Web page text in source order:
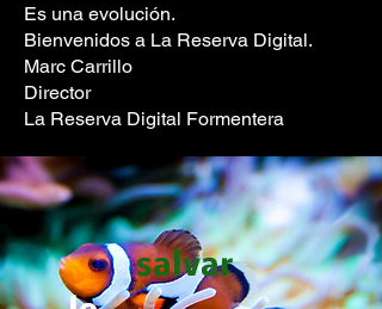
Es una evolución.
Bienvenidos a La Reserva Digital.
Marc Carrillo
Director
La Reserva Digital Formentera
salvar